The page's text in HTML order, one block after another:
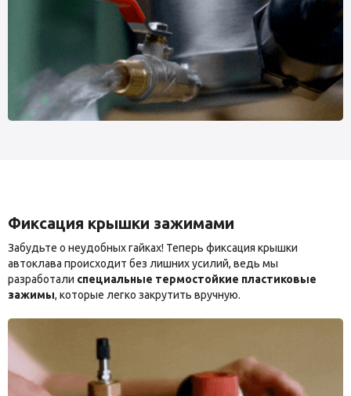
Фиксация крышки зажимами
Забудьте о неудобных гайках! Теперь фиксация крышки
автоклава происходит без лишних усилий, ведь мы
разработали специальные термостойкие пластиковые
зажимы, которые легко закрутить вручную.